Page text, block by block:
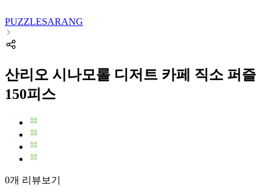
PUZZLESARANG
산리오 시나모롤 디저트 카페 직소 퍼즐
150피스
0개 리뷰보기